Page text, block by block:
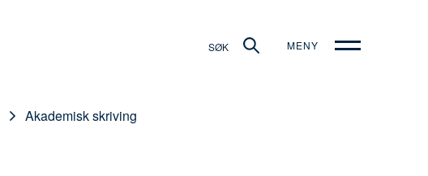
SØK MENY
Akademisk skriving